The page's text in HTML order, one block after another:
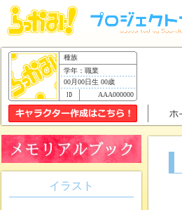
種族
学年：職業
00月00日生 00歳
AAA000000
イラスト